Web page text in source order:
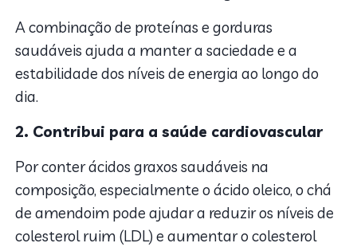
A combinação de proteínas e gorduras
saudáveis ajuda a manter a saciedade e a
estabilidade dos níveis de energia ao longo do
dia.
2. Contribui para a saúde cardiovascular
Por conter ácidos graxos saudáveis na
composição, especialmente o ácido oleico, o chá
de amendoim pode ajudar a reduzir os níveis de
colesterol ruim (LDL) e aumentar o colesterol